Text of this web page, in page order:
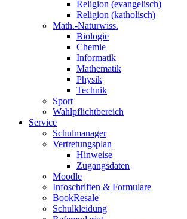
Religion (evangelisch)
Religion (katholisch)
Math.-Naturwiss.
Biologie
Chemie
Informatik
Mathematik
Physik
Technik
Sport
Wahlpflichtbereich
Service
Schulmanager
Vertretungsplan
Hinweise
Zugangsdaten
Moodle
Infoschriften & Formulare
BookResale
Schulkleidung